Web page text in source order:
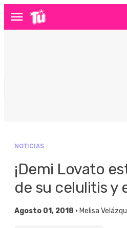
Menú
NOTICIAS
¡Demi Lovato
de su celulitis y
Agosto 01, 2018 • Melisa